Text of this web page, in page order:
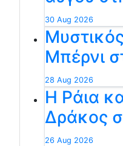
30 Aug 2026
Μπέρνι
28 Aug 2026
Η Ράια
Δράκος
26 Aug 2026